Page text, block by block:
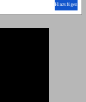
Hinzufügen